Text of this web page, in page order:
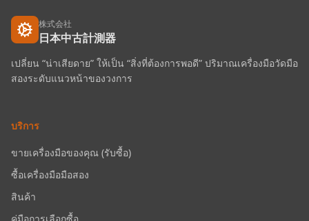
株式会社
日本中古計測器
เปลี่ยน “น่าเสียดาย” ให้เป็น “สิ่งที่ต้องการพอดี” ปริมาณเครื่องมือวัดมือ
สองระดับแนวหน้าของวงการ
บริการ
ขายเครื่องมือของคุณ (รับซื้อ)
ซื้อเครื่องมือมือสอง
สินค้า